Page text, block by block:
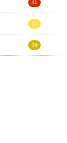
41
12
39